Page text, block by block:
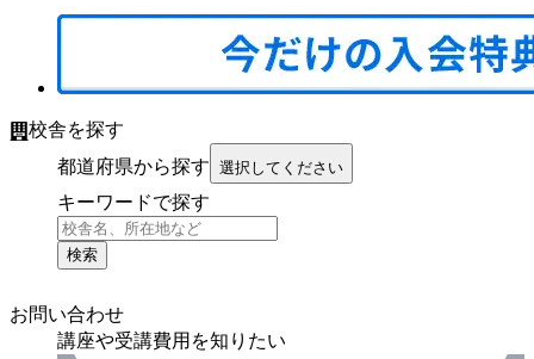
校舎を探す
都道府県から探す 選択してください
キーワードで探す
検索
お問い合わせ
講座や受講費用を知りたい